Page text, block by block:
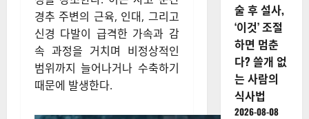
경추 주변의 근육, 인대, 그리고
신경 다발이 급격한 가속과 감
속 과정을 거치며 비정상적인
범위까지 늘어나거나 수축하기
때문에 발생한다.
술 후 설사,
‘이것’ 조절
하면 멈춘
다? 쓸개 없
는 사람의
식사법
2026-08-08